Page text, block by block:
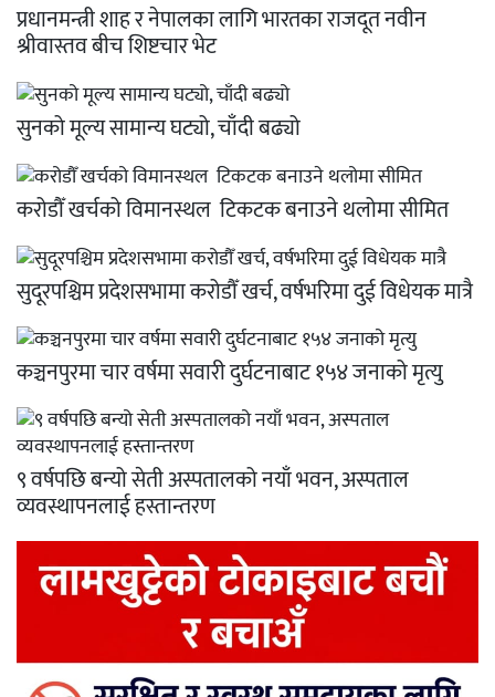
प्रधानमन्त्री शाह र नेपालका लागि भारतका राजदूत नवीन
श्रीवास्तव बीच शिष्टचार भेट
सुनको मूल्य सामान्य घट्यो, चाँदी बढ्यो
करोडौँ खर्चको विमानस्थल टिकटक बनाउने थलोमा सीमित
सुदूरपश्चिम प्रदेशसभामा करोडौँ खर्च, वर्षभरिमा दुई विधेयक मात्रै
कञ्चनपुरमा चार वर्षमा सवारी दुर्घटनाबाट १५४ जनाको मृत्यु
९ वर्षपछि बन्यो सेती अस्पतालको नयाँ भवन, अस्पताल
व्यवस्थापनलाई हस्तान्तरण